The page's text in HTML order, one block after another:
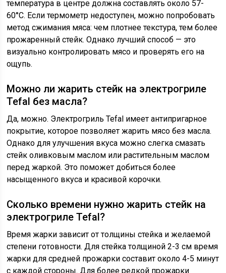
температура в центре должна составлять около 57-
60°C. Если термометр недоступен, можно попробовать
метод сжимания мяса: чем плотнее текстура, тем более
прожаренный стейк. Однако лучший способ — это
визуально контролировать мясо и проверять его на
ощупь.
Можно ли жарить стейк на электрогриле
Tefal без масла?
Да, можно. Электрогриль Tefal имеет антипригарное
покрытие, которое позволяет жарить мясо без масла.
Однако для улучшения вкуса можно слегка смазать
стейк оливковым маслом или растительным маслом
перед жаркой. Это поможет добиться более
насыщенного вкуса и красивой корочки.
Сколько времени нужно жарить стейк на
электрогриле Tefal?
Время жарки зависит от толщины стейка и желаемой
степени готовности. Для стейка толщиной 2-3 см время
жарки для средней прожарки составит около 4-5 минут
с каждой стороны. Для более редкой прожарки